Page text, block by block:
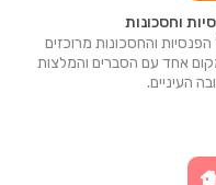
וחסכונות
הפנסיות והחסכונות מרוכזים
אחד עם הסברים והמלצות
העיניים.